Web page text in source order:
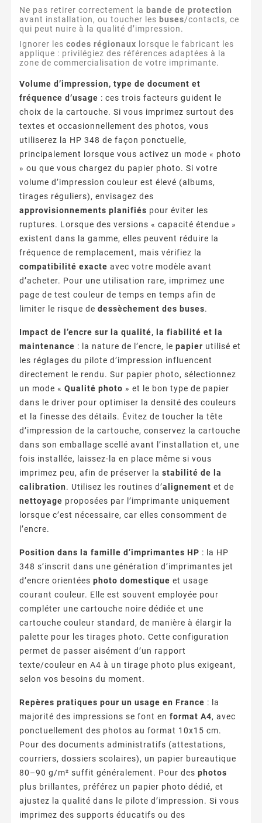
Ne pas retirer correctement la bande de protection
avant installation, ou toucher les buses/contacts, ce
qui peut nuire à la qualité d’impression.
Ignorer les codes régionaux lorsque le fabricant les
applique : privilégiez des références adaptées à la
zone de commercialisation de votre imprimante.
Volume d’impression, type de document et
fréquence d’usage : ces trois facteurs guident le
choix de la cartouche. Si vous imprimez surtout des
textes et occasionnellement des photos, vous
utiliserez la HP 348 de façon ponctuelle,
principalement lorsque vous activez un mode « photo
» ou que vous chargez du papier photo. Si votre
volume d’impression couleur est élevé (albums,
tirages réguliers), envisagez des
approvisionnements planifiés pour éviter les
ruptures. Lorsque des versions « capacité étendue »
existent dans la gamme, elles peuvent réduire la
fréquence de remplacement, mais vérifiez la
compatibilité exacte avec votre modèle avant
d’acheter. Pour une utilisation rare, imprimez une
page de test couleur de temps en temps afin de
limiter le risque de dessèchement des buses.
Impact de l’encre sur la qualité, la fiabilité et la
maintenance : la nature de l’encre, le papier utilisé et
les réglages du pilote d’impression influencent
directement le rendu. Sur papier photo, sélectionnez
un mode « Qualité photo » et le bon type de papier
dans le driver pour optimiser la densité des couleurs
et la finesse des détails. Évitez de toucher la tête
d’impression de la cartouche, conservez la cartouche
dans son emballage scellé avant l’installation et, une
fois installée, laissez-la en place même si vous
imprimez peu, afin de préserver la stabilité de la
calibration. Utilisez les routines d’alignement et de
nettoyage proposées par l’imprimante uniquement
lorsque c’est nécessaire, car elles consomment de
l’encre.
Position dans la famille d’imprimantes HP : la HP
348 s’inscrit dans une génération d’imprimantes jet
d’encre orientées photo domestique et usage
courant couleur. Elle est souvent employée pour
compléter une cartouche noire dédiée et une
cartouche couleur standard, de manière à élargir la
palette pour les tirages photo. Cette configuration
permet de passer aisément d’un rapport
texte/couleur en A4 à un tirage photo plus exigeant,
selon vos besoins du moment.
Repères pratiques pour un usage en France : la
majorité des impressions se font en format A4, avec
ponctuellement des photos au format 10x15 cm.
Pour des documents administratifs (attestations,
courriers, dossiers scolaires), un papier bureautique
80–90 g/m² suffit généralement. Pour des photos
plus brillantes, préférez un papier photo dédié, et
ajustez la qualité dans le pilote d’impression. Si vous
imprimez des supports éducatifs ou des